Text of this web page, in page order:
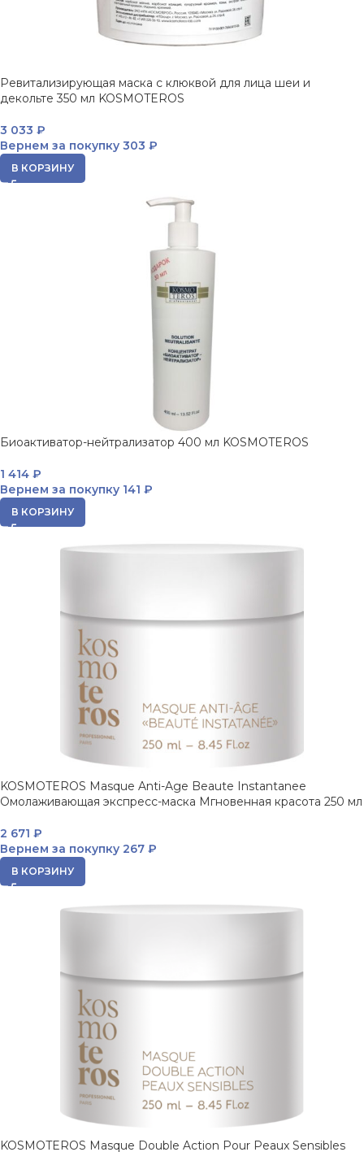
Ревитализирующая маска с клюквой для лица шеи и
декольте 350 мл KOSMOTEROS
3 033 ₽
Вернем за покупку 303 ₽
В КОРЗИНУ
Биоактиватор-нейтрализатор 400 мл KOSMOTEROS
1 414 ₽
Вернем за покупку 141 ₽
В КОРЗИНУ
KOSMOTEROS Masque Anti-Age Beaute Instantanee
Омолаживающая экспресс-маска Мгновенная красота 250 мл
2 671 ₽
Вернем за покупку 267 ₽
В КОРЗИНУ
KOSMOTEROS Masque Double Action Pour Peaux Sensibles